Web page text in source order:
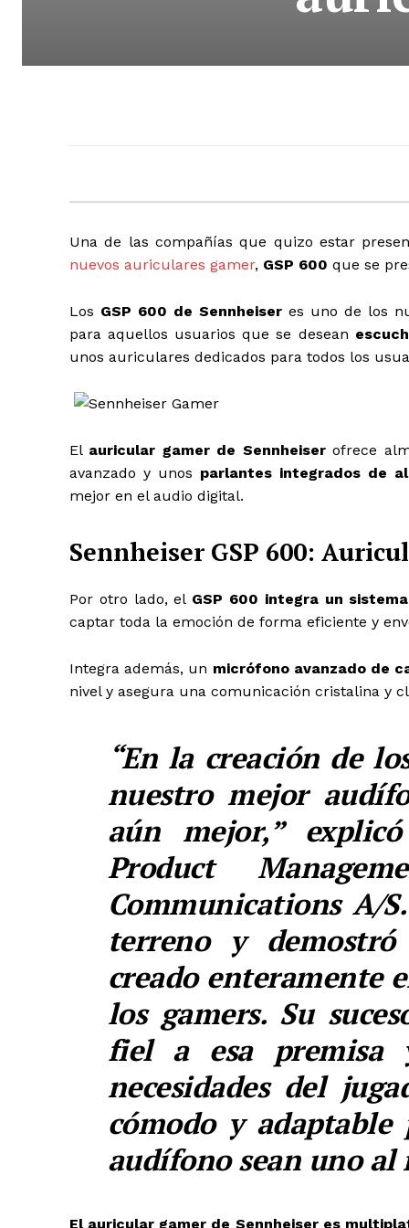
Una de las compañías que quizo estar
nuevos auriculares gamer, GSP 600 que se
Los GSP 600 de Sennheiser es uno de los
para aquellos usuarios que se desean
unos auriculares dedicados para todos los
El auricular gamer de Sennheiserofrece
avanzado y unos parlantes integrados de
mejor en el audio digital.
Sennheiser GSP 600:
Por otro lado, el GSP 600 integra un
captar toda la emoción de forma eficiente y
Integra además, un micrófono avanzado de
nivel y asegura una comunicación cristalina y
“En la creación de
nuestro mejor
aún mejor,”
Product
Communications A/
terreno y
creado enteramente
los gamers. Su
fiel a esa premisa
necesidades del
cómodo y
audífono sean uno al
El auricular gamer de Sennheiser es